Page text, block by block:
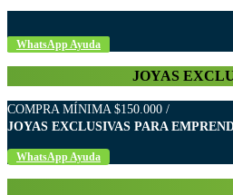
WhatsApp Ayuda
JOYAS
COMPRA MÍNIMA $150.000 /
JOYAS EXCLUSIVAS PARA
WhatsApp Ayuda